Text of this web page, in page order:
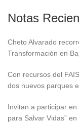
Notas
Cheto Alvarado
Transformación en
Con recursos del
dos nuevos parques
Invitan a participar
para Salvar Vidas”